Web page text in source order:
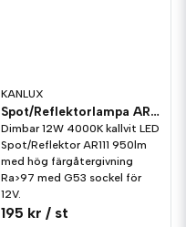
KANLUX
Spot/Reflektorlampa AR111 LED 950lm G53 4000K Dim
Dimbar 12W 4000K kallvit LED
Spot/Reflektor AR111 950lm
med hög färgåtergivning
Ra>97 med G53 sockel för
12V.
195 kr / st